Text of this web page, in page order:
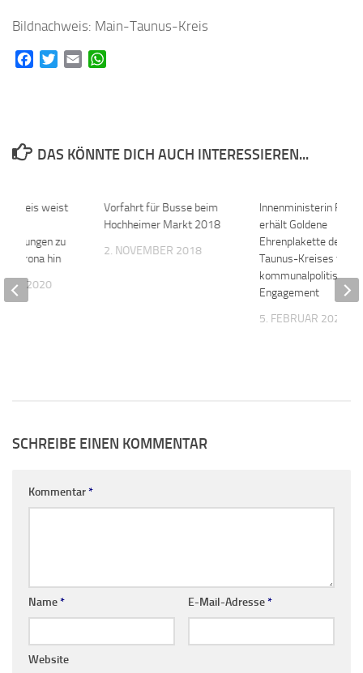
Bildnachweis: Main-Taunus-Kreis
FacebookTwitterEmail
DAS KÖNNTE DICH AUCH INTERESSIEREN...
Vorfahrt für Busse beim
Hochheimer Markt 2018
2. NOVEMBER 2018
Innenministerin
erhält Goldene
Ehrenplakette des
Taunus-Kreises für
kommunalpolitisches
Engagement
5. FEBRUAR 2022
Kreis weist
zu
Corona hin
2020
SCHREIBE EINEN KOMMENTAR
Kommentar*
Name* E-Mail-Adresse*
Website